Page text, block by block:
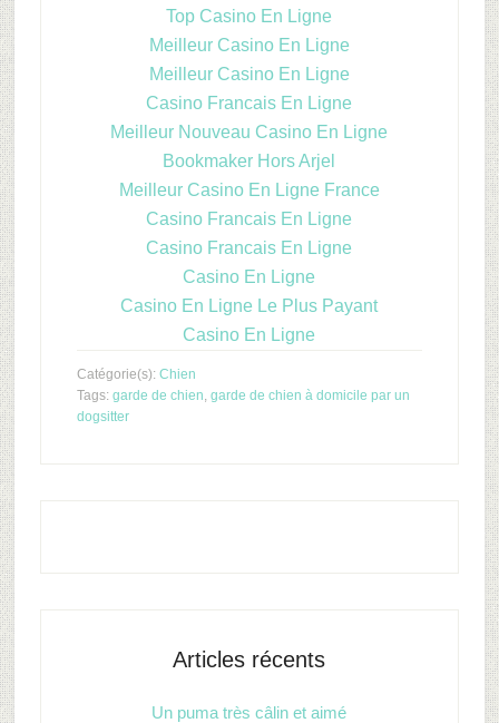
Top Casino En Ligne
Meilleur Casino En Ligne
Meilleur Casino En Ligne
Casino Francais En Ligne
Meilleur Nouveau Casino En Ligne
Bookmaker Hors Arjel
Meilleur Casino En Ligne France
Casino Francais En Ligne
Casino Francais En Ligne
Casino En Ligne
Casino En Ligne Le Plus Payant
Casino En Ligne
Catégorie(s): Chien
Tags: garde de chien, garde de chien à domicile par un
dogsitter
Articles récents
Un puma très câlin et aimé